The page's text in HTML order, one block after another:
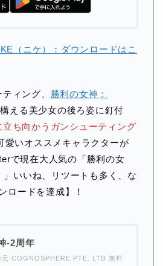
（ニケ）：ダウンロードはこ
ィング、 勝利の女神：
構える美少女の後ろ姿に釘付
ち向かうガンシューティング
愛いオススメキャラクターが
で現在大人気の「勝利の女
いいね、リツートも多く、な
ロードを達成】！
-2周年
元:COGNOSPHERE PTE. LTD.無料